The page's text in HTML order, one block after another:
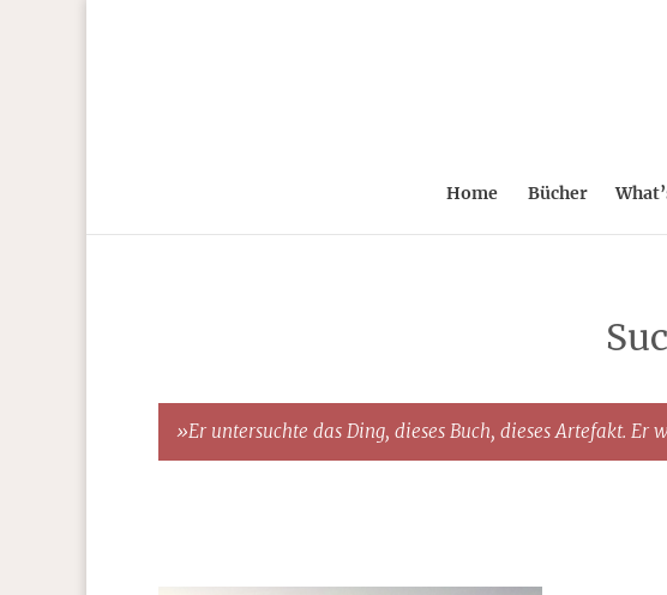
Home Bücher
»Er untersuchte das Ding, dieses Buch, dieses Artefakt.